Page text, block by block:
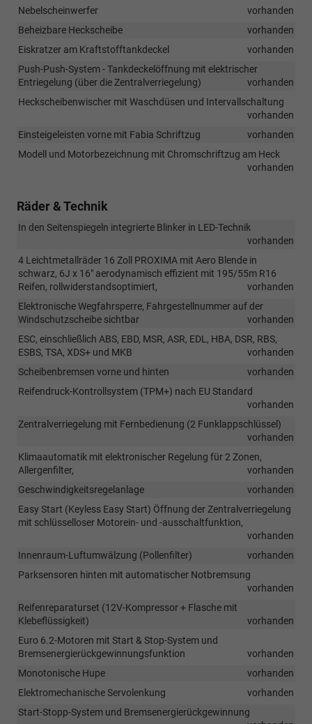
Nebelscheinwerfer
vorhanden
Beheizbare Heckscheibe
vorhanden
Eiskratzer am Kraftstofftankdeckel
vorhanden
Push-Push-System - Tankdeckelöffnung mit elektrischer
Entriegelung (über die Zentralverriegelung)
vorhanden
Heckscheibenwischer mit Waschdüsen und Intervallschaltung
vorhanden
Einsteigeleisten vorne mit Fabia Schriftzug
vorhanden
Modell und Motorbezeichnung mit Chromschriftzug am Heck
vorhanden
Räder & Technik
In den Seitenspiegeln integrierte Blinker in LED-Technik
vorhanden
4 Leichtmetallräder 16 Zoll PROXIMA mit Aero Blende in
schwarz, 6J x 16" aerodynamisch effizient mit 195/55m R16
Reifen, rollwiderstandsoptimiert,
vorhanden
Elektronische Wegfahrsperre, Fahrgestellnummer auf der
Windschutzscheibe sichtbar
vorhanden
ESC, einschließlich ABS, EBD, MSR, ASR, EDL, HBA, DSR, RBS,
ESBS, TSA, XDS+ und MKB
vorhanden
Scheibenbremsen vorne und hinten
vorhanden
Reifendruck-Kontrollsystem (TPM+) nach EU Standard
vorhanden
Zentralverriegelung mit Fernbedienung (2 Funklappschlüssel)
vorhanden
Klimaautomatik mit elektronischer Regelung für 2 Zonen,
Allergenfilter,
vorhanden
Geschwindigkeitsregelanlage
vorhanden
Easy Start (Keyless Easy Start) Öffnung der Zentralverriegelung
mit schlüsselloser Motorein- und -ausschaltfunktion,
vorhanden
Innenraum-Luftumwälzung (Pollenfilter)
vorhanden
Parksensoren hinten mit automatischer Notbremsung
vorhanden
Reifenreparaturset (12V-Kompressor + Flasche mit
Klebeflüssigkeit)
vorhanden
Euro 6.2-Motoren mit Start & Stop-System und
Bremsenergierückgewinnungsfunktion
vorhanden
Monotonische Hupe
vorhanden
Elektromechanische Servolenkung
vorhanden
Start-Stopp-System und Bremsenergierückgewinnung